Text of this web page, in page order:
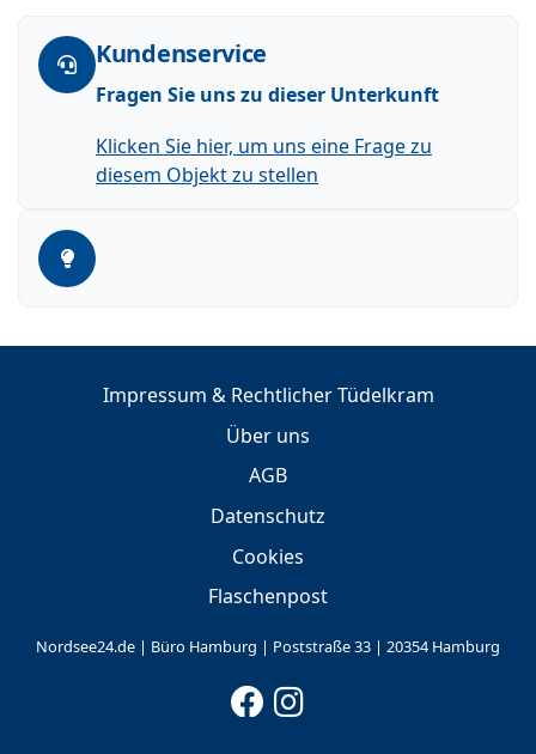
Kundenservice
Fragen Sie uns zu dieser Unterkunft
Klicken Sie hier, um uns eine Frage zu
diesem Objekt zu stellen
Impressum & Rechtlicher Tüdelkram
Über uns
AGB
Datenschutz
Cookies
Flaschenpost
Nordsee24.de | Büro Hamburg | Poststraße 33 | 20354 Hamburg